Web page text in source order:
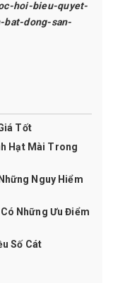
hoi-bieu-quyet-
bat-dong-san-
Tốt
Hạt Mài Trong
Nguy Hiểm
Những Ưu Điểm
Số Cát